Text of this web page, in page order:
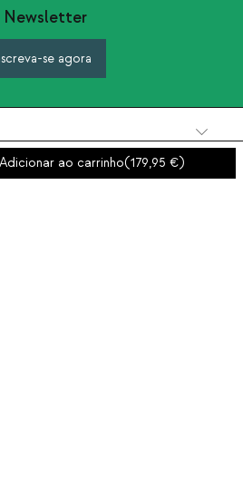
Adicionar ao carrinho(179,95 )
Newsletter
se agora